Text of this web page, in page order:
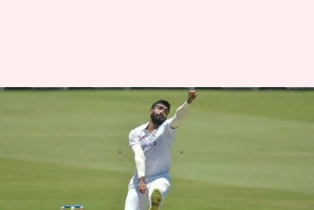
టీమిండియాకి పెద్ద షాక్.. జస్ప్రిత్
బుమ్రా టెస్టులకు దూరం
Feb 10, 2023